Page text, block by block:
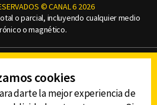
© CANAL 6 2026
o parcial, incluyendo cualquier medio
o magnético.
DE PRIVACIDAD
DE LAS AUDIENCIAS
cookies
darte la mejor experiencia de